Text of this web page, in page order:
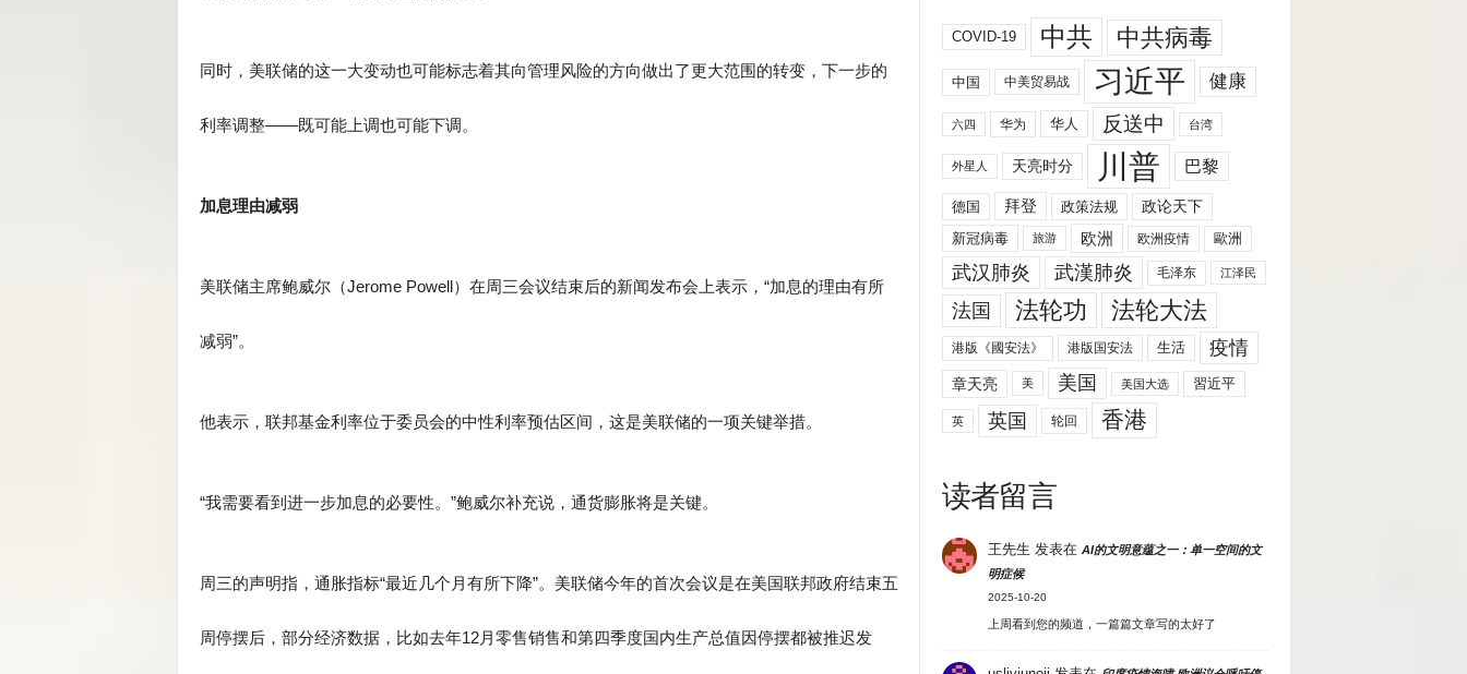
同时，美联储的这一大变动也可能标志着其向管理风险的方向做出了更大范围的转变，下一步的
利率调整——既可能上调也可能下调。
加息理由减弱
美联储主席鲍威尔（Jerome Powell）在周三会议结束后的新闻发布会上表示，“加息的理由有所
减弱”。
他表示，联邦基金利率位于委员会的中性利率预估区间，这是美联储的一项关键举措。
“我需要看到进一步加息的必要性。”鲍威尔补充说，通货膨胀将是关键。
周三的声明指，通胀指标“最近几个月有所下降”。美联储今年的首次会议是在美国联邦政府结束五
周停摆后，部分经济数据，比如去年12月零售销售和第四季度国内生产总值因停摆都被推迟发
COVID-19 中共 中共病毒
中国 中美贸易战 习近平 健康
六四 华为 华人 反送中 台湾
外星人 天亮时分 川普 巴黎
德国 拜登 政策法规
政论天下
新冠病毒
旅游 欧洲 欧洲疫情 歐洲
武汉肺炎 武漢肺炎 毛泽东 江泽民
法国 法轮功 法轮大法
港版《國安法》 港版国安法 生活 疫情
章天亮 美 美国 美国大选 習近平
英 英国 轮回 香港
读者留言
王先生 发表在 AI的文明意蕴之一：单一空间的文
明症候
2025-10-20
上周看到您的频道，一篇篇文章写的太好了